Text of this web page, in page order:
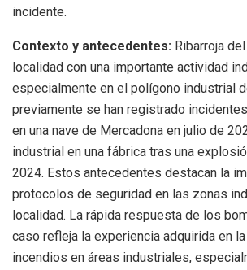
incidente.
Contexto y antecedentes: Ribarroja
localidad con una importante actividad
especialmente en el polígono industrial
previamente se han registrado
en una nave de Mercadona en julio de
industrial en una fábrica tras una
2024. Estos antecedentes destacan la
protocolos de seguridad en las zonas
localidad. La rápida respuesta de los
caso refleja la experiencia adquirida en
incendios en áreas industriales,